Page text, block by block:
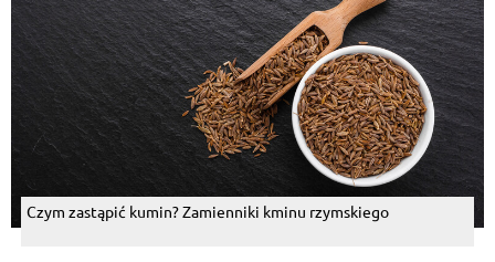
Czym zastąpić kumin? Zamienniki kminu rzymskiego